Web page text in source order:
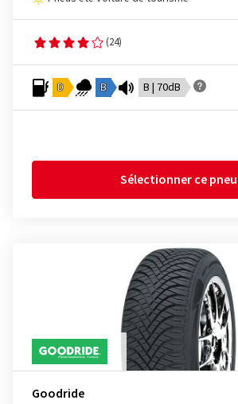
(24)
D B B | 70dB
Sélectionner ce pneu
Goodride